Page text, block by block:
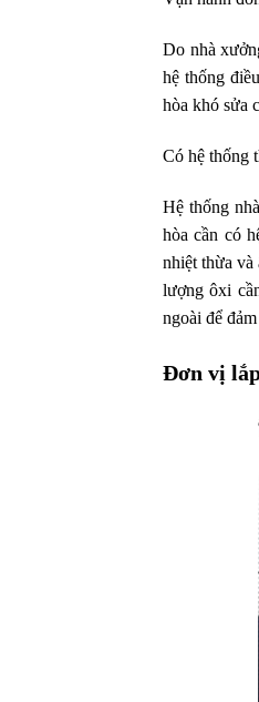
Do nhà
hệ thống
hòa khó sửa
Có hệ thống
Hệ thống
hòa cần có
nhiệt thừa
lượng ôxi
ngoài để
Đơn vị